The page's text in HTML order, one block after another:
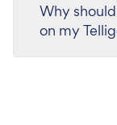
Why
on my